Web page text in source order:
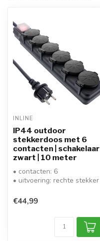
INLINE
IP44 outdoor
stekkerdoos met 6
contacten | schakelaar |
zwart | 10 meter
• contacten: 6
• uitvoering: rechte stekker
klapdeksels
€44,99